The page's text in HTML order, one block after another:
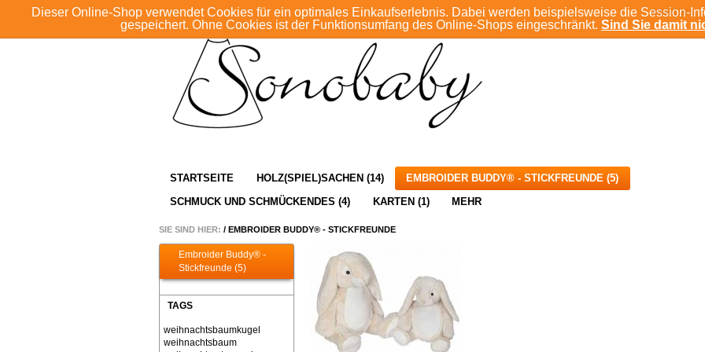
Dieser Online-Shop verwendet Cookies für ein optimales Einkaufserlebnis. Dabei werden beispielsweise die Session-
gespeichert. Ohne Cookies ist der Funktionsumfang des Online-Shops eingeschränkt. Sind Sie damit
ANMELDEN
STARTSEITE HOLZ(SPIEL)SACHEN (14) EMBROIDER BUDDY® - STICKFREUNDE (5)
SCHMUCK UND SCHMÜCKENDES (4) KARTEN (1) MEHR
SIE SIND HIER: / EMBROIDER BUDDY® - STICKFREUNDE
Embroider Buddy® -
Stickfreunde (5)
TAGS
weihnachtsbaumkugel
weihnachtsbaum